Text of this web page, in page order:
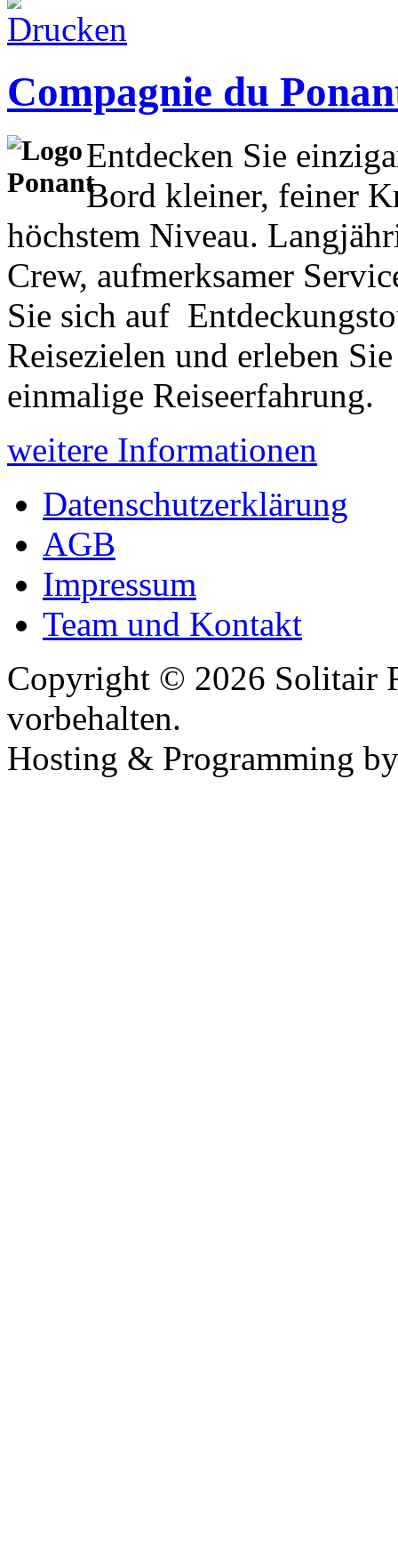
Compagnie du
Entdecken Sie
Bord kleiner, feiner
höchstem Niveau.
Crew, aufmerksamer
Sie sich auf
Reisezielen und erleben
einmalige Reiseerfahrung.
weitere Informationen
Datenschutzerklärung
AGB
Impressum
Team und Kontakt
Copyright © 2026 Solitair
vorbehalten.
Hosting & Programming